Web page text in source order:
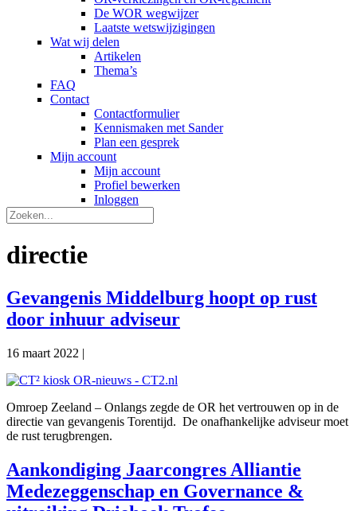
De WOR wegwijzer
Laatste wetswijzigingen
Wat wij delen
Artikelen
Thema’s
FAQ
Contact
Contactformulier
Kennismaken met Sander
Plan een gesprek
Mijn account
Mijn account
Profiel bewerken
Inloggen
directie
Gevangenis Middelburg hoopt op rust
door inhuur adviseur
16 maart 2022 |
Omroep Zeeland – Onlangs zegde de OR het vertrouwen op in de
directie van gevangenis Torentijd. De onafhankelijke adviseur moet
de rust terugbrengen.
Aankondiging Jaarcongres Alliantie
Medezeggenschap en Governance &